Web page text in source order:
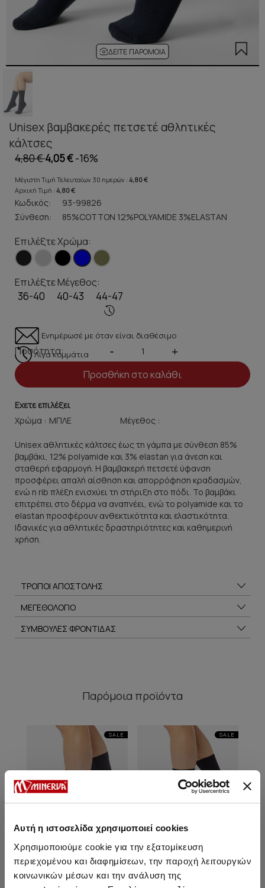
Αυτή η ιστοσελίδα χρησιμοποιεί cookies
Χρησιμοποιούμε cookie για την εξατομίκευση
περιεχομένου και διαφημίσεων, την παροχή λειτουργιών
κοινωνικών μέσων και την ανάλυση της
ΔΕΊΤΕ ΠΑΡΌΜΟΙΑ
Unisex βαμβακερές πετσετέ αθλητικές
κάλτσες
4,80 €4,05 €-16%
Μέγιστη Τιμή Τελευταίων 30 ημερών : 4,80 €
Αρχική Τιμή : 4,80 €
Κωδικός:
93-99826
Σύνθεση:
85%COTTON 12%POLYAMIDE 3%ELASTAN
Επιλέξτε Χρώμα:
Επιλέξτε Μέγεθος:
36-40 40-43 44-47
Ενημέρωσέ με όταν είναι διαθέσιμο
Λίγα κομμάτια
Ποσότητα: - +
Προσθήκη στο καλάθι
Εχετε επιλέξει
Χρώμα :
Μέγεθος :
Unisex αθλητικές κάλτσες έως τη γάμπα με σύνθεση 85%
βαμβάκι, 12% polyamide και 3% elastan για άνεση και
σταθερή εφαρμογή. Η βαμβακερή πετσετέ ύφανση
προσφέρει απαλή αίσθηση και απορρόφηση κραδασμών,
ενώ η rib πλέξη ενισχύει τη στήριξη στο πόδι. Το βαμβάκι
επιτρέπει στο δέρμα να αναπνέει, ενώ το polyamide και το
elastan προσφέρουν ανθεκτικότητα και ελαστικότητα.
Ιδανικές για αθλητικές δραστηριότητες και καθημερινή
χρήση.
ΤΡΟΠΟΙ ΑΠΟΣΤΟΛΗΣ
ΜΕΓΕΘΟΛΟΓΙΟ
ΣΥΜΒΟΥΛΕΣ ΦΡΟΝΤΙΔΑΣ
Παρόμοια προϊόντα
SALE SALE